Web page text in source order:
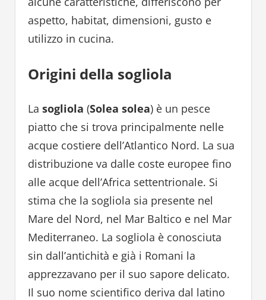
aspetto, habitat, dimensioni, gusto e
utilizzo in cucina.
Origini della sogliola
La sogliola (Solea solea) è un pesce
piatto che si trova principalmente nelle
acque costiere dell’Atlantico Nord. La sua
distribuzione va dalle coste europee fino
alle acque dell’Africa settentrionale. Si
stima che la sogliola sia presente nel
Mare del Nord, nel Mar Baltico e nel Mar
Mediterraneo. La sogliola è conosciuta
sin dall’antichità e già i Romani la
apprezzavano per il suo sapore delicato.
Il suo nome scientifico deriva dal latino